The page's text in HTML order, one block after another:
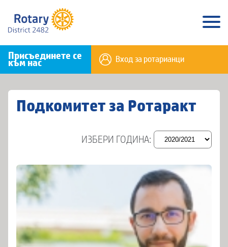
Присъединете се
към нас Вход за ротарианци
Подкомитет за Ротаракт
ИЗБЕРИ ГОДИНА: